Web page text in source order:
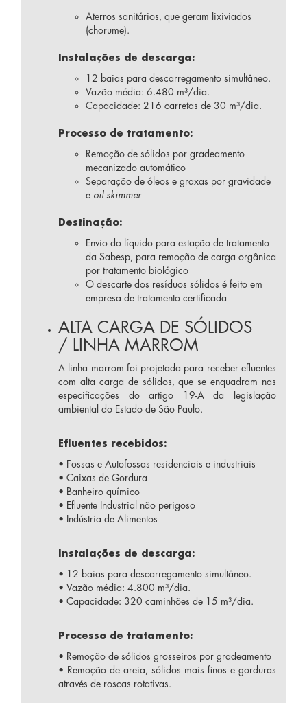
Aterros sanitários, que geram lixiviados
(chorume).
Instalações de descarga:
12 baias para descarregamento simultâneo.
Vazão média: 6.480 m³/dia.
Capacidade: 216 carretas de 30 m³/dia.
Processo de tratamento:
Remoção de sólidos por gradeamento
mecanizado automático
Separação de óleos e graxas por gravidade
e oil skimmer
Destinação:
Envio do líquido para estação de tratamento
da Sabesp, para remoção de carga orgânica
por tratamento biológico
O descarte dos resíduos sólidos é feito em
empresa de tratamento certificada
ALTA CARGA DE SÓLIDOS
/ LINHA MARROM
A linha marrom foi projetada para receber efluentes
com alta carga de sólidos, que se enquadram nas
especificações do artigo 19-A da legislação
ambiental do Estado de São Paulo.
Efluentes recebidos:
• Fossas e Autofossas residenciais e industriais
• Caixas de Gordura
• Banheiro químico
• Efluente Industrial não perigoso
• Indústria de Alimentos
Instalações de descarga:
• 12 baias para descarregamento simultâneo.
• Vazão média: 4.800 m³/dia.
• Capacidade: 320 caminhões de 15 m³/dia.
Processo de tratamento:
• Remoção de sólidos grosseiros por gradeamento
• Remoção de areia, sólidos mais finos e gorduras
através de roscas rotativas.